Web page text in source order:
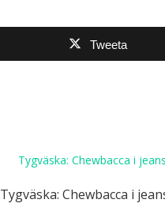
Tweeta
Tygväska: Chewbacca i